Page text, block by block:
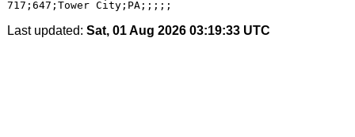
Last updated: Sat, 01 Aug 2026 03:19:33 UTC